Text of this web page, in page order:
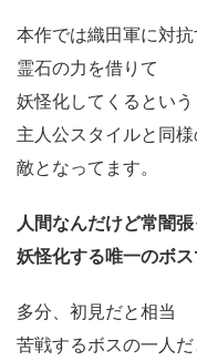
本作では織田軍に対
霊石の力を借りて
妖怪化してくるという
主人公スタイルと同
敵となってます。
人間なんだけど常闇
妖怪化する唯一のボス
多分、初見だと相当
苦戦するボスの一人だ